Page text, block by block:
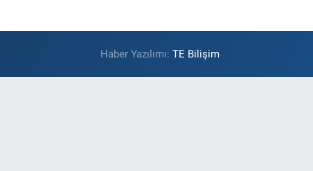
Haber Yazılımı:TE Bilişim